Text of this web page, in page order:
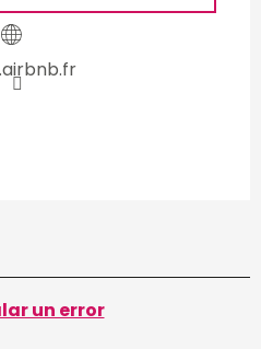
un error